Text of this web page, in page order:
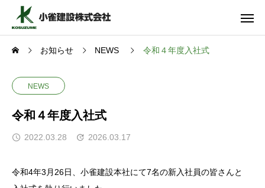
お知らせ NEWS 令和４年度入社式
NEWS
令和４年度入社式
2022.03.28 2026.03.17
令和4年3月26日、小雀建設本社にて7名の新入社員の皆さんと